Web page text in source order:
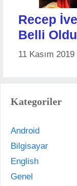
Recep
Belli Oldu
11 Kasım 2019
Kategoriler
Android
Bilgisayar
English
Genel